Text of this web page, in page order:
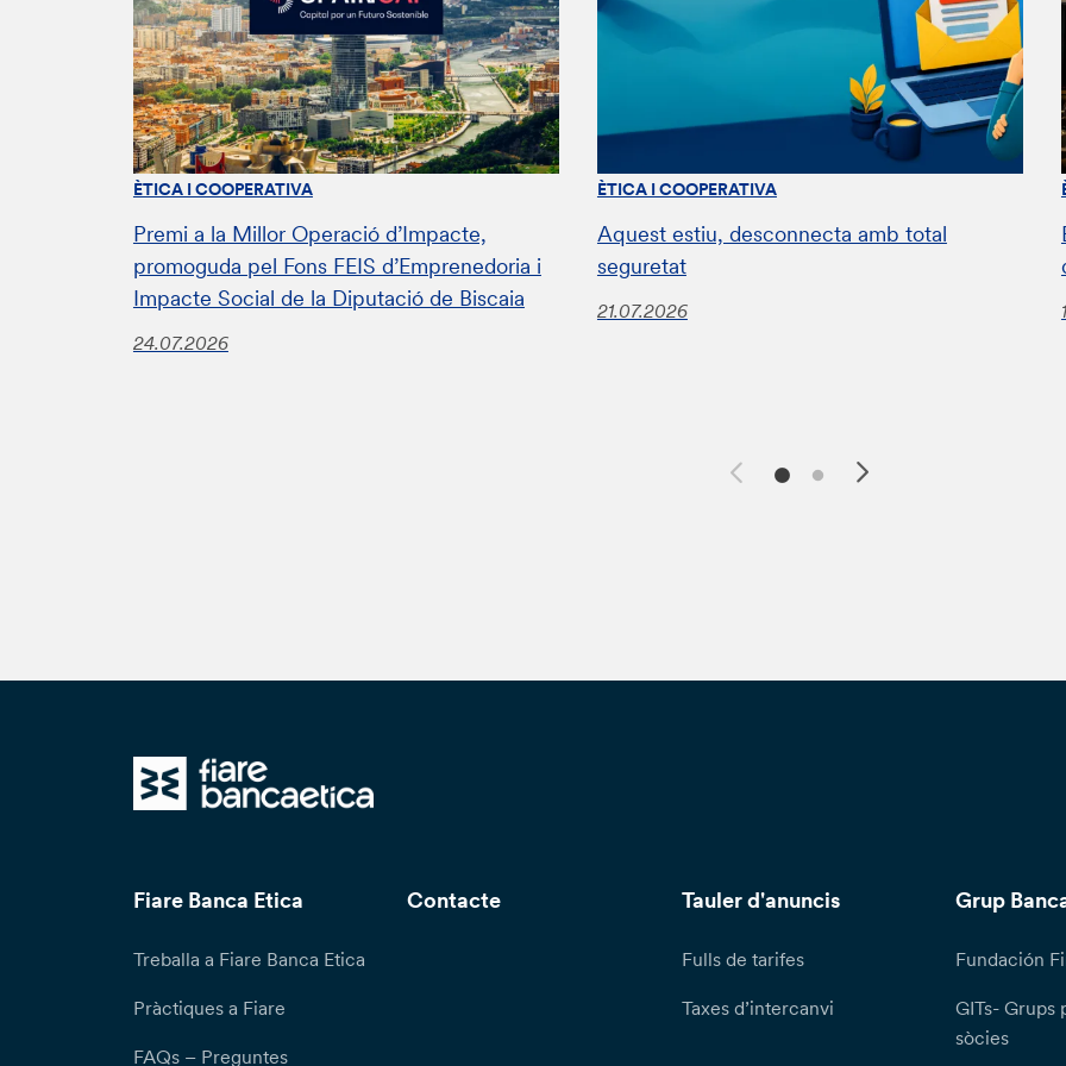
ÈTICA I COOPERATIVA
Premi a la Millor Operació d’Impacte,
promoguda pel Fons FEIS d’Emprenedoria i
Impacte Social de la Diputació de Biscaia
24.07.2026
ÈTICA I COOPERATIVA
Aquest estiu, desconnecta amb total
seguretat
21.07.2026
Fiare Banca Etica
Treballa a Fiare Banca Etica
Pràctiques a Fiare
FAQs – Preguntes
Contacte Tauler d'anuncis
Fulls de tarifes
Taxes d’intercanvi
Grup
Fundación
GITs- Grups
sòcies